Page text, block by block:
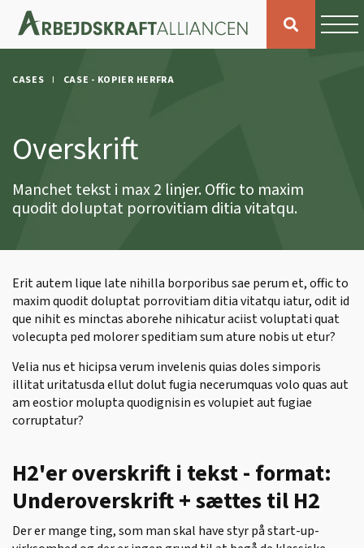
CASES CASE - KOPIER HERFRA
Overskrift
Manchet tekst i max 2 linjer. Offic to maxim
quodit doluptat porrovitiam ditia vitatqu.
Erit autem lique late nihilla borporibus sae perum et, offic to
maxim quodit doluptat porrovitiam ditia vitatqu iatur, odit id
que nihit es minctas aborehe nihicatur aciist voluptati quat
volecupta ped molorer speditiam sum ature nobis ut etur?
Velia nus et hicipsa verum invelenis quias doles simporis
illitat uritatusda ellut dolut fugia necerumquas volo quas aut
am eostior molupta quodignisin es volupiet aut fugiae
corruptatur?
H2'er overskrift i tekst - format:
Underoverskrift + sættes til H2
Der er mange ting, som man skal have styr på start-up-